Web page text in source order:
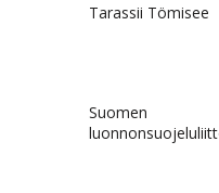
Tarassii Tömisee
Suomen